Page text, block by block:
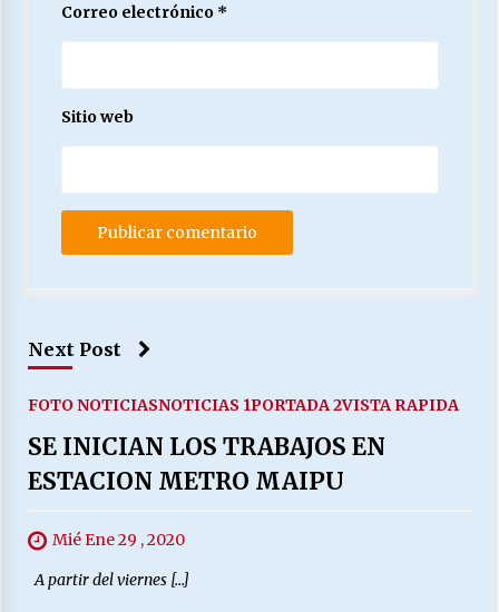
Correo electrónico *
Sitio web
Next Post
FOTO NOTICIASNOTICIAS 1PORTADA 2VISTA RAPIDA
SE INICIAN LOS TRABAJOS EN
ESTACION METRO MAIPU
Mié Ene 29 , 2020
A partir del viernes […]